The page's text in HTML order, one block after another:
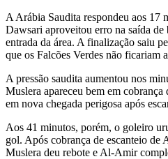
A Arábia Saudita respondeu aos 17
Dawsari aproveitou erro na saída de
entrada da área. A finalização saiu
que os Falcões Verdes não ficariam
A pressão saudita aumentou nos
Muslera apareceu bem em
em nova chegada perigosa após
Aos 41 minutos, porém, o goleiro
gol. Após cobrança de escanteio de
Muslera deu rebote e Al-Amir